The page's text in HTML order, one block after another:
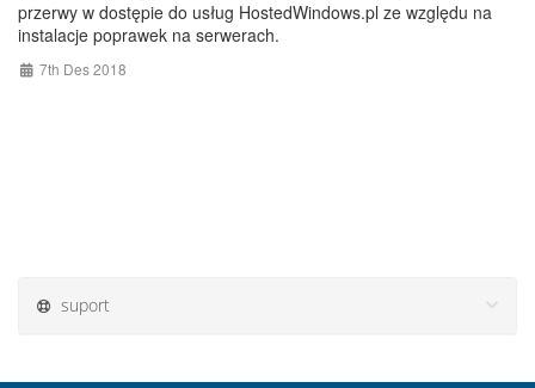
przerwy w dostępie do usług HostedWindows.pl ze względu na
instalacje poprawek na serwerach.
7th Des 2018
suport